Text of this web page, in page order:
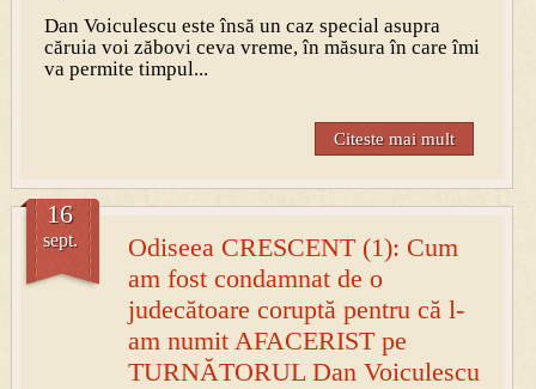
Dan Voiculescu este însă un caz special asupra
căruia voi zăbovi ceva vreme, în măsura în care îmi
va permite timpul...
Citeste mai mult
Odiseea CRESCENT (1): Cum
am fost condamnat de o
judecătoare coruptă pentru că l-
am numit AFACERIST pe
TURNĂTORUL Dan Voiculescu
16
sept.